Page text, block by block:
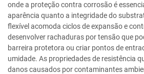
onde a proteção contra corrosão é
aparência quanto a integridade do
flexível acomoda ciclos de expansão e
desenvolver rachaduras por tensão que
barreira protetora ou criar pontos de
umidade. As propriedades de resistência
danos causados por contaminantes